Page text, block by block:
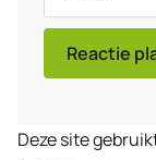
mail
Deze site